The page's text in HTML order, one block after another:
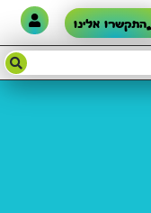
התקשרו אלינו